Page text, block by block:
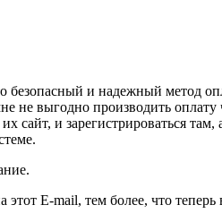
и надежный метод
не выгодно производить
сайт, и зарегистрироваться
E-mail, тем более, что